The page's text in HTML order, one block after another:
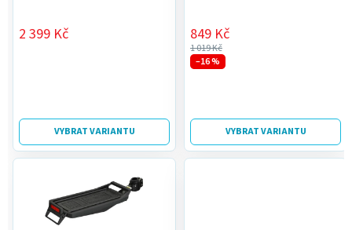
2 399 Kč
VYBRAT VARIANTU
1 019 Kč
849 Kč
–16 %
VYBRAT VARIANTU